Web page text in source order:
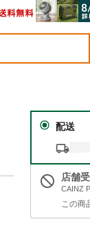
配送
店舗
CAINZ
この商